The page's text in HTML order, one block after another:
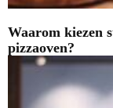
Waarom kiezen
pizzaoven?